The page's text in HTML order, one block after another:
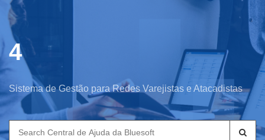
4
Sistema de Gestão para Redes Varejistas e Atacadistas
Search